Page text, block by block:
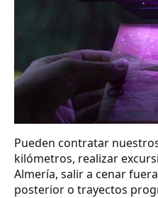
Pueden contratar
kilómetros, realizar
Almería, salir a cenar
posterior o trayectos